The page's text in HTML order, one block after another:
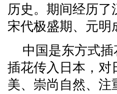
历史。期间经历
宋代极盛期、元明
中国是东方式
插花传入日本，对
美、崇尚自然、注